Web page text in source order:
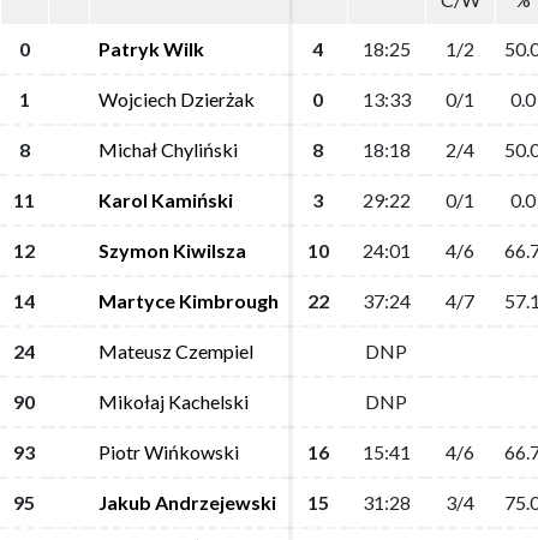
0 Patryk Wilk 4 18:25 1/2
1 Wojciech Dzierżak 0 13:33 0/1 0.0
8 Michał Chyliński 8 18:18 2/4
11 Karol Kamiński 3 29:22 0/1 0.0
12 Szymon Kiwilsza 10 24:01 4/6
14 Martyce Kimbrough 22 37:24 4/7
24 Mateusz Czempiel DNP
90 Mikołaj Kachelski DNP
93 Piotr Wińkowski 16 15:41 4/6
95 Jakub Andrzejewski 15 31:28 3/4
0 Patryk Wilk 4 18:25 1/2
1 Wojciech Dzierżak 0 13:33 0/1 0.0
8 Michał Chyliński 8 18:18 2/4
11 Karol Kamiński 3 29:22 0/1 0.0
12 Szymon Kiwilsza 10 24:01 4/6
14 Martyce Kimbrough 22 37:24 4/7
24 Mateusz Czempiel DNP
90 Mikołaj Kachelski DNP
93 Piotr Wińkowski 16 15:41 4/6
95 Jakub Andrzejewski 15 31:28 3/4